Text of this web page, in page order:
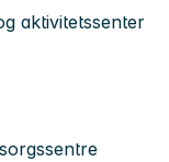
aktivitetssenter